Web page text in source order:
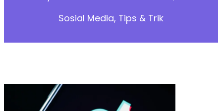
Sosial Media, Tips & Trik